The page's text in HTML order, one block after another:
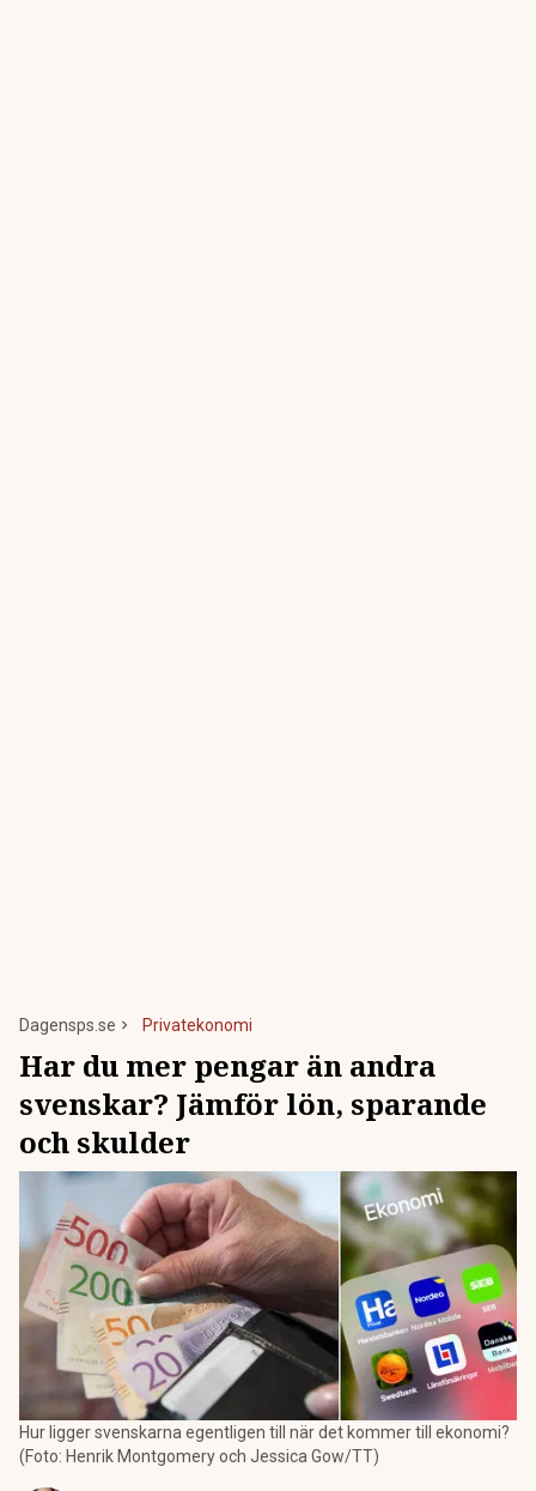
Dagensps.se Privatekonomi
Har du mer pengar än andra
svenskar? Jämför lön, sparande
och skulder
Hur ligger svenskarna egentligen till när det kommer till ekonomi?
(Foto: Henrik Montgomery och Jessica Gow/TT)